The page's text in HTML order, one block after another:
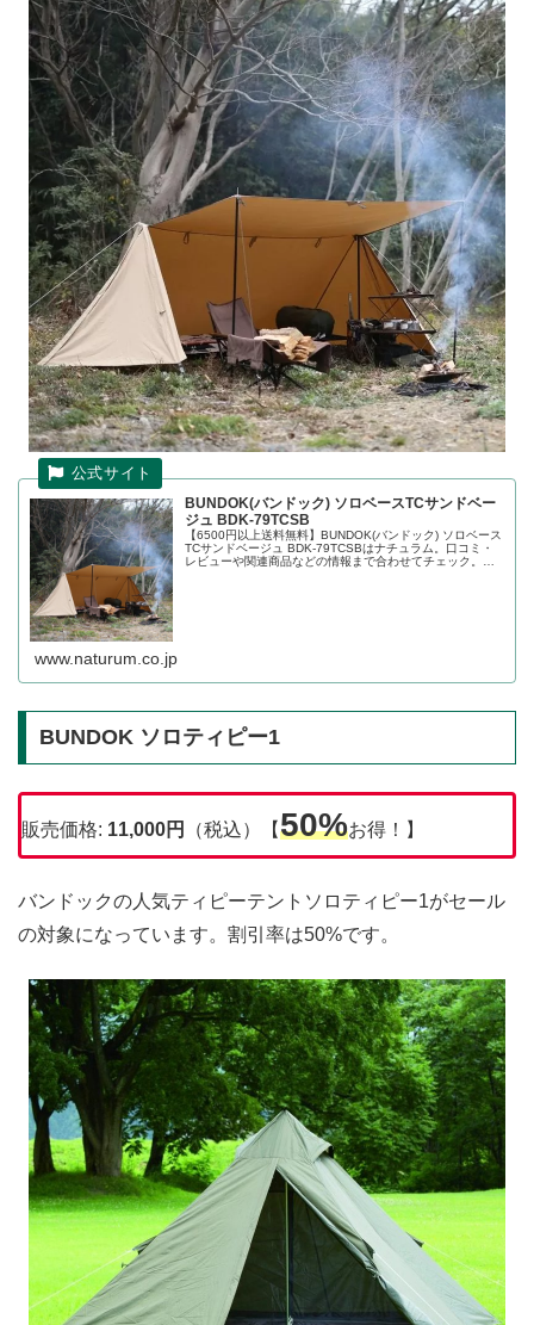
BUNDOK(バンドック) ソロベースTCサンドベー
ジュ BDK-79TCSB
【6500円以上送料無料】BUNDOK(バンドック) ソロベース
TCサンドベージュ BDK-79TCSBはナチュラム。口コミ・
レビューや関連商品などの情報まで合わせてチェック。ア
www.naturum.co.jp
BUNDOK ソロティピー1
販売価格: 11,000円 （税込）【50%お得！】
バンドックの人気ティピーテントソロティピー1がセール
の対象になっています。割引率は50%です。